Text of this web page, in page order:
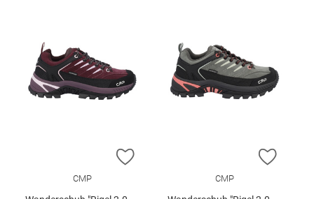
ZUR WUNSCHLISTE HINZUFÜGEN
CMP
ZUR
CMP